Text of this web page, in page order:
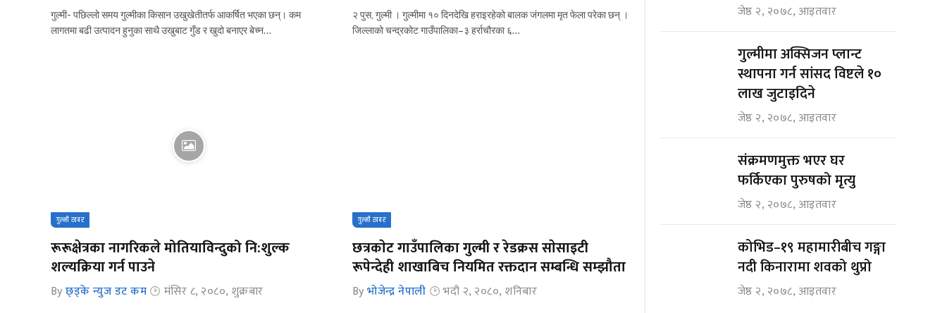
गुल्मी- पछिल्लो समय गुल्मीका किसान उखुखेतीतर्फ आकर्षित भएका छन्। कम
लागतमा बढी उत्पादन हुनुका साथै उखुबाट गुँड र खुदो बनाएर बेच्न…
२ पुस, गुल्मी । गुल्मीमा १० दिनदेखि हराइरहेको बालक जंगलमा मृत फेला परेका छन् ।
जिल्लाको चन्द्रकोट गाउँपालिका–३ हर्राचौरका ६…
गुल्मी खबर
रूरूक्षेत्रका नागरिकले मोतियाविन्दुको नि:शुल्क
शल्यक्रिया गर्न पाउने
By छ्ड्के न्युज डट कम मंसिर ८, २०८०, शुक्रबार
गुल्मी खबर
छत्रकाेट गाउँपालिका गुल्मी र रेडक्रस साेसाइटी
रूपेन्देही शाखाबिच नियमित रक्तदान सम्बन्धि सम्झौता
By भोजेन्द्र नेपाली भदौ २, २०८०, शनिबार
जेष्ठ २, २०७८, आइतवार
गुल्मीमा अक्सिजन प्लान्ट
स्थापना गर्न सांसद विष्टले १०
लाख जुटाइदिने
जेष्ठ २, २०७८, आइतवार
संक्रमणमुक्त भएर घर
फर्किएका पुरुषको मृत्यु
जेष्ठ २, २०७८, आइतवार
कोभिड–१९ महामारीबीच गङ्गा
नदी किनारामा शवको थुप्रो
जेष्ठ २, २०७८, आइतवार